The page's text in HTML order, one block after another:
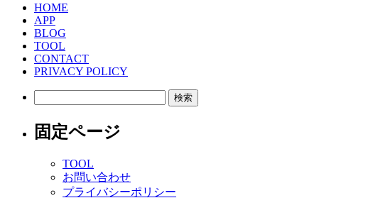
HOME
APP
BLOG
TOOL
CONTACT
PRIVACY POLICY
固定ページ
TOOL
お問い合わせ
プライバシーポリシー